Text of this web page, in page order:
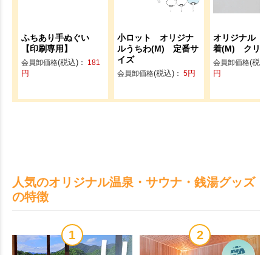
ふちあり手ぬぐい
【印刷専用】
会員卸価格(税込) ： 181
円
小ロット オリジナ
ルうちわ(M) 定番サ
イズ
会員卸価格(税込) ： 5円
オリジナル
着(M) クリア
会員卸価格(税込)
円
人気のオリジナル温泉・サウナ・銭湯グッズ
の特徴
1 2